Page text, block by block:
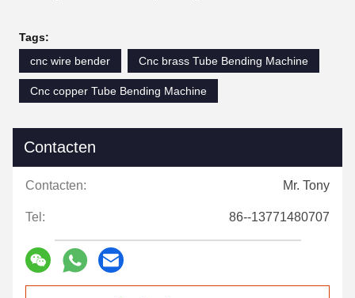
Tags:
cnc wire bender
Cnc brass Tube Bending Machine
Cnc copper Tube Bending Machine
Contacten
Contacten: Mr. Tony
Tel: 86--13771480707